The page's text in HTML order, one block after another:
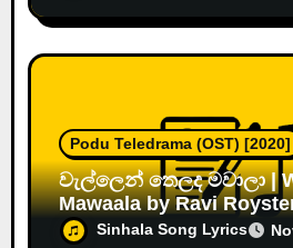
Podu Teledrama (OST) [2020]
වැල්ලෙන් තෙලද මවාලා | Wellen Thelada
Sinhala Song Lyrics